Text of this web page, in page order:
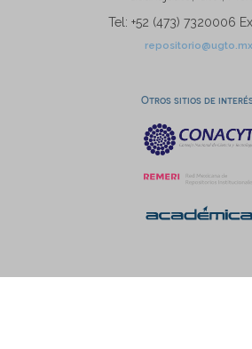
Tel: +52 (473) 7320006
repositorio@ugto.mx
Otros sitios de